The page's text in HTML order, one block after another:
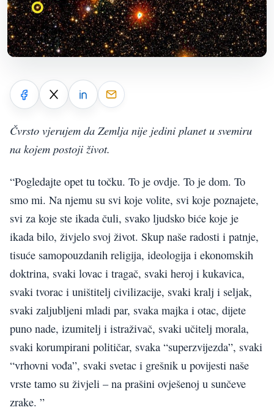
Čvrsto vjerujem da Zemlja nije jedini planet u svemiru
na kojem postoji život.
“Pogledajte opet tu točku. To je ovdje. To je dom. To
smo mi. Na njemu su svi koje volite, svi koje poznajete,
svi za koje ste ikada čuli, svako ljudsko biće koje je
ikada bilo, živjelo svoj život. Skup naše radosti i patnje,
tisuće samopouzdanih religija, ideologija i ekonomskih
doktrina, svaki lovac i tragač, svaki heroj i kukavica,
svaki tvorac i uništitelj civilizacije, svaki kralj i seljak,
svaki zaljubljeni mladi par, svaka majka i otac, dijete
puno nade, izumitelj i istraživač, svaki učitelj morala,
svaki korumpirani političar, svaka “superzvijezda”, svaki
“vrhovni vođa”, svaki svetac i grešnik u povijesti naše
vrste tamo su živjeli – na prašini ovješenoj u sunčeve
zrake. ”